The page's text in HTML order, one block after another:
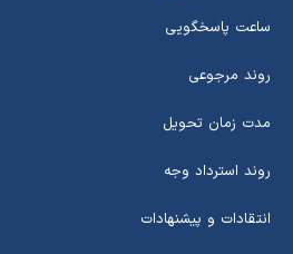
ساعت پاسخگویی
روند مرجوعی
مدت زمان تحویل
روند استرداد وجه
انتقادات و پیشنهادات